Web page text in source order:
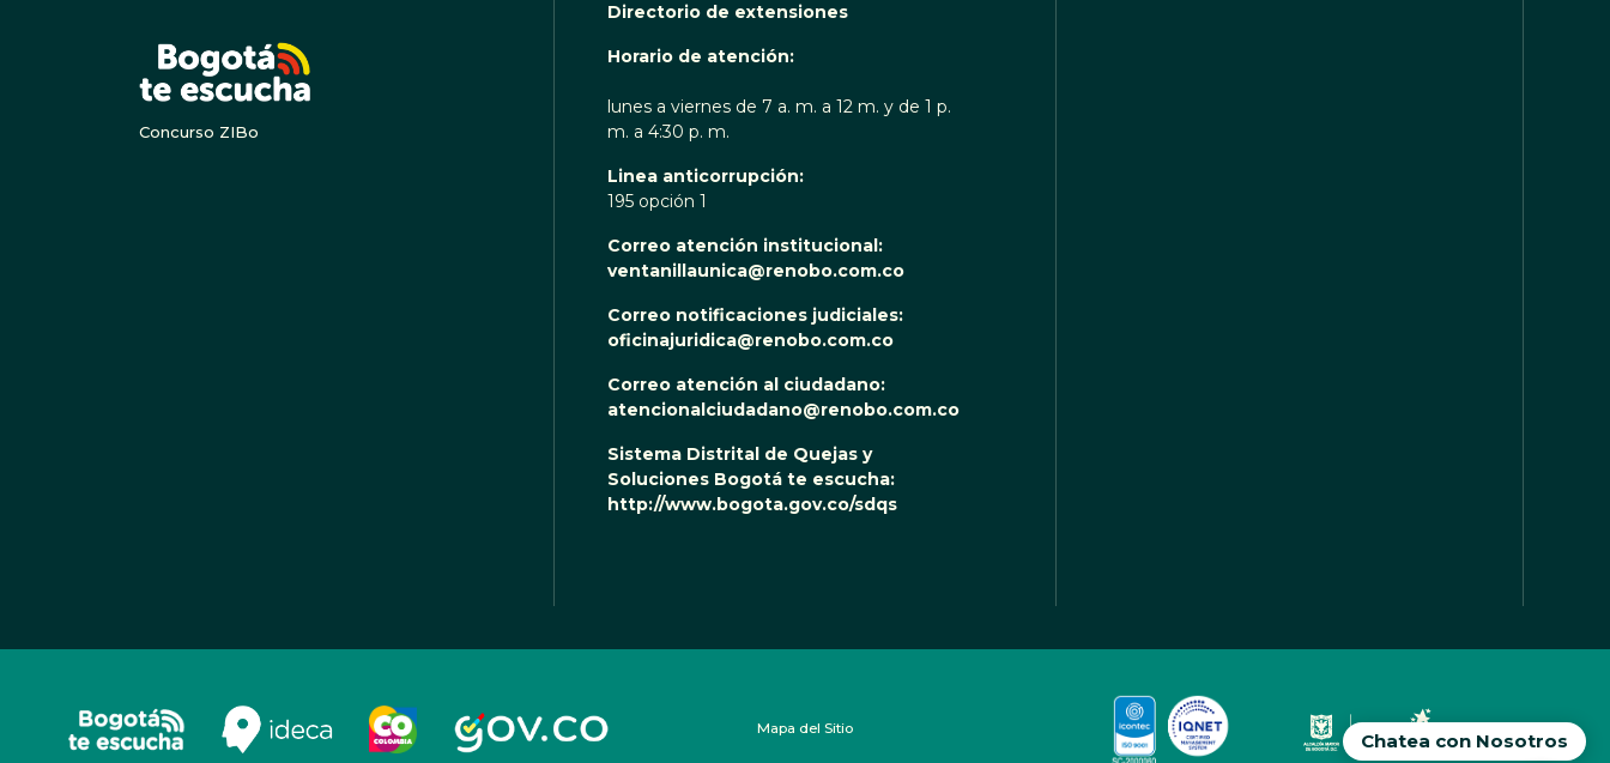
Chatea con Nosotros
Concurso ZIBo
Directorio de extensiones
Horario de atención:
lunes a viernes de 7 a. m. a 12 m. y de 1 p.
m. a 4:30 p. m.
Linea anticorrupción:
195 opción 1
Correo atención institucional:
ventanillaunica@renobo.com.co
Correo notificaciones judiciales:
oficinajuridica@renobo.com.co
Correo atención al ciudadano:
atencionalciudadano@renobo.com.co
Sistema Distrital de Quejas y
Soluciones Bogotá te escucha:
http://www.bogota.gov.co/sdqs
Mapa del Sitio